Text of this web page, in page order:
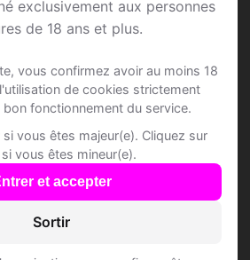
exclusivement aux personnes
de 18 ans et plus.
vous confirmez avoir au moins 18
de cookies strictement
bon fonctionnement du service.
si vous êtes majeur(e). Cliquez sur
vous êtes mineur(e).
et accepter
Sortir
gratuitement
fréquentes